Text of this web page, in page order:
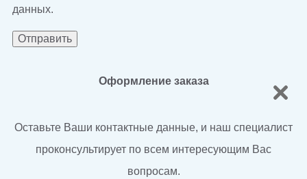
данных.
Оформление заказа
Оставьте Ваши контактные данные, и наш специалист
проконсультирует по всем интересующим Вас
вопросам.